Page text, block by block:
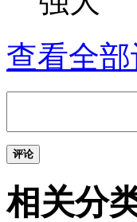
查看全
评论
相关分